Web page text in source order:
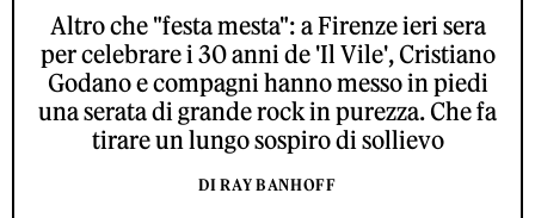
Altro che "festa mesta": a Firenze ieri sera
per celebrare i 30 anni de 'Il Vile', Cristiano
Godano e compagni hanno messo in piedi
una serata di grande rock in purezza. Che fa
tirare un lungo sospiro di sollievo
DI RAY BANHOFF